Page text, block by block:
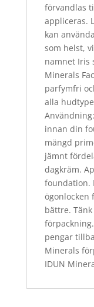
förvandlas
appliceras.
kan
som helst,
namnet Iris
Minerals
parfymfri
alla
innan din
mängd
jämnt
dagkräm.
foundation.
ögonlocken
bättre.
pengar
Minerals
IDUN